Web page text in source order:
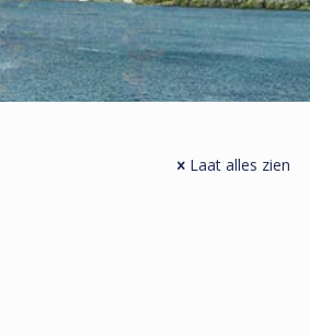
Laat alles zien